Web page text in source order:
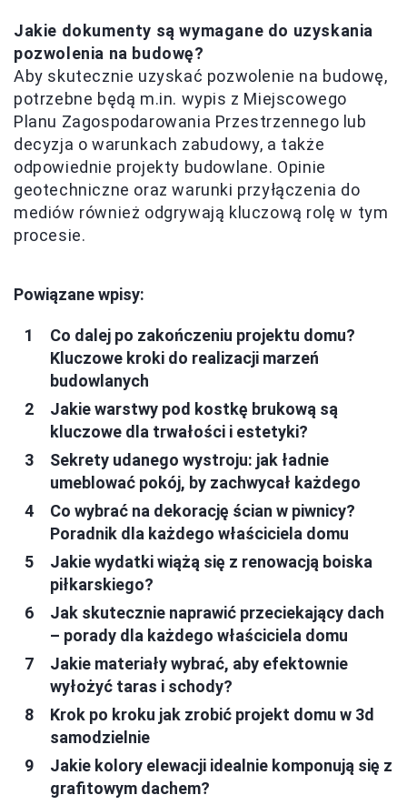
Jakie dokumenty są wymagane do uzyskania
pozwolenia na budowę?
Aby skutecznie uzyskać pozwolenie na budowę,
potrzebne będą m.in. wypis z Miejscowego
Planu Zagospodarowania Przestrzennego lub
decyzja o warunkach zabudowy, a także
odpowiednie projekty budowlane. Opinie
geotechniczne oraz warunki przyłączenia do
mediów również odgrywają kluczową rolę w tym
procesie.
Powiązane wpisy:
Co dalej po zakończeniu projektu domu?
Kluczowe kroki do realizacji marzeń
budowlanych
Jakie warstwy pod kostkę brukową są
kluczowe dla trwałości i estetyki?
Sekrety udanego wystroju: jak ładnie
umeblować pokój, by zachwycał każdego
Co wybrać na dekorację ścian w piwnicy?
Poradnik dla każdego właściciela domu
Jakie wydatki wiążą się z renowacją boiska
piłkarskiego?
Jak skutecznie naprawić przeciekający dach
– porady dla każdego właściciela domu
Jakie materiały wybrać, aby efektownie
wyłożyć taras i schody?
Krok po kroku jak zrobić projekt domu w 3d
samodzielnie
Jakie kolory elewacji idealnie komponują się z
grafitowym dachem?